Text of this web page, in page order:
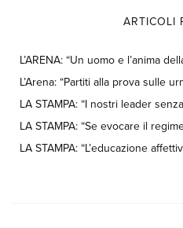
ARTICOLI
L’ARENA: “Un uomo e l’anima
L’Arena: “Partiti alla prova sulle
LA STAMPA: “I nostri leader
LA STAMPA: “Se evocare il
LA STAMPA: “L’educazione